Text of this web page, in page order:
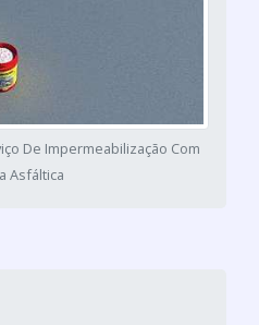
De Impermeabilização Com
Asfáltica